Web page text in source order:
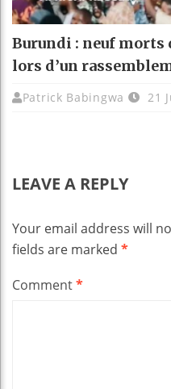
Burundi : neuf morts
lors d’un
Patrick Babingwa 21
LEAVE A REPLY
Your email address will
fields are marked *
Comment*